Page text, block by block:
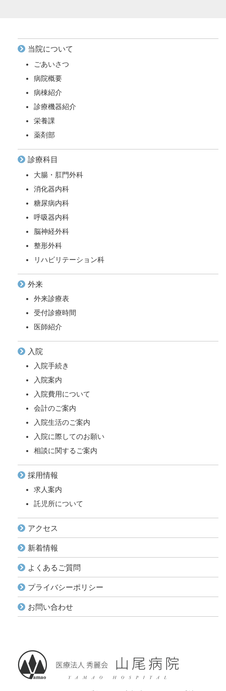
当院について
ごあいさつ
病院概要
病棟紹介
診療機器紹介
栄養課
薬剤部
診療科目
大腸・肛門外科
消化器内科
糖尿病内科
呼吸器内科
脳神経外科
整形外科
リハビリテーション科
外来
外来診療表
受付診療時間
医師紹介
入院
入院手続き
入院案内
入院費用について
会計のご案内
入院生活のご案内
入院に際してのお願い
相談に関するご案内
採用情報
求人案内
託児所について
アクセス
新着情報
よくあるご質問
プライバシーポリシー
お問い合わせ